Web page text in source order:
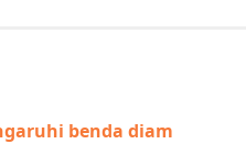
benda diam